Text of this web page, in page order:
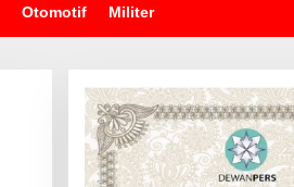
Otomotif Militer